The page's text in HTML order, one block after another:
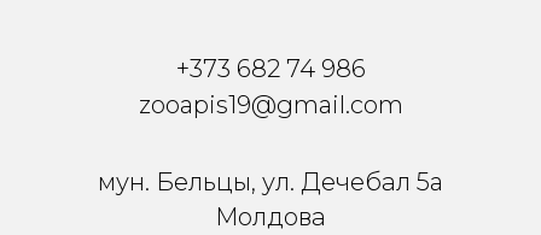
+373 682 74 986
zooapis19@gmail.com
мун. Бельцы, ул. Дечебал 5a
Молдова